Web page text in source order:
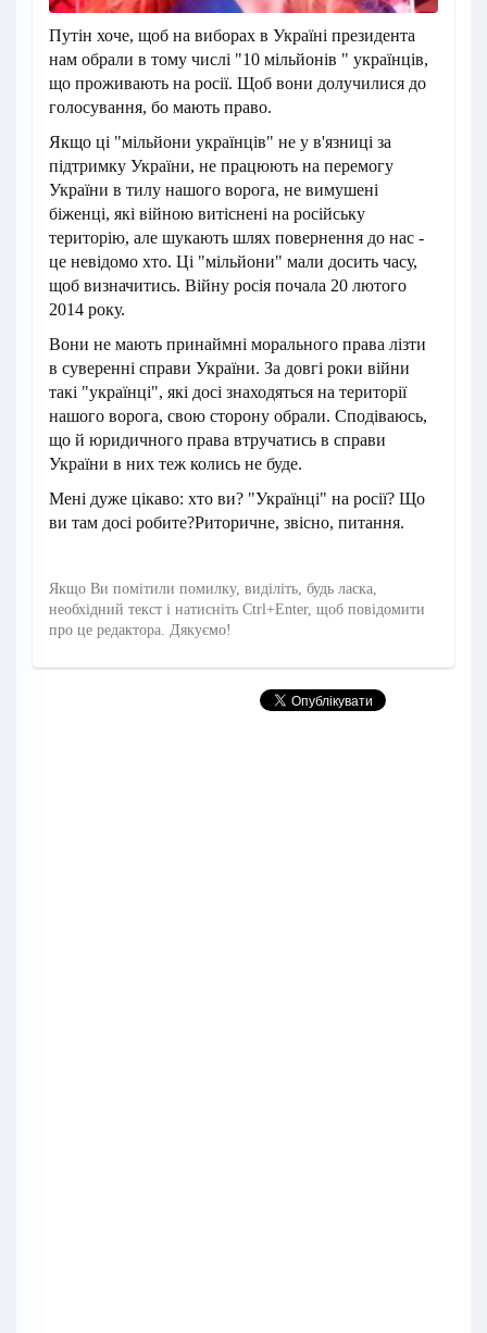
Путін хоче, щоб на виборах в Україні президента
нам обрали в тому числі "10 мільйонів " українців,
що проживають на росії. Щоб вони долучилися до
голосування, бо мають право.
Якщо ці "мільйони українців" не у в'язниці за
підтримку України, не працюють на перемогу
України в тилу нашого ворога, не вимушені
біженці, які війною витіснені на російську
територію, але шукають шлях повернення до нас -
це невідомо хто. Ці "мільйони" мали досить часу,
щоб визначитись. Війну росія почала 20 лютого
2014 року.
Вони не мають принаймні морального права лізти
в суверенні справи України. За довгі роки війни
такі "українці", які досі знаходяться на території
нашого ворога, свою сторону обрали. Сподіваюсь,
що й юридичного права втручатись в справи
України в них теж колись не буде.
Мені дуже цікаво: хто ви? "Українці" на росії? Що
ви там досі робите? Риторичне, звісно, питання.
Якщо Ви помітили помилку, виділіть, будь ласка,
необхідний текст і натисніть Ctrl+Enter, щоб повідомити
про це редактора. Дякуємо!